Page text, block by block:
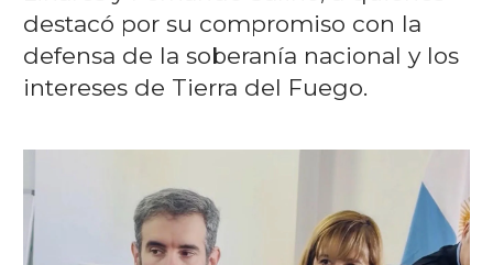
destacó por su compromiso con la
defensa de la soberanía nacional y los
intereses de Tierra del Fuego.